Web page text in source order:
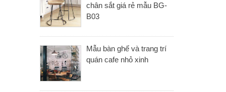
chân sắt giá rẻ mẫu BG-
B03
Mẫu bàn ghế và trang trí
quán cafe nhỏ xinh